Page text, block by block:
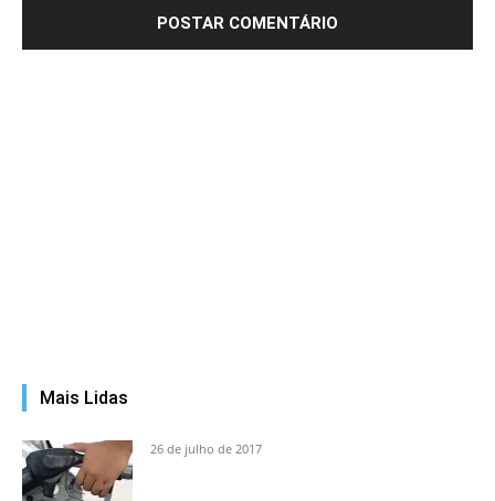
Mais Lidas
26 de julho de 2017